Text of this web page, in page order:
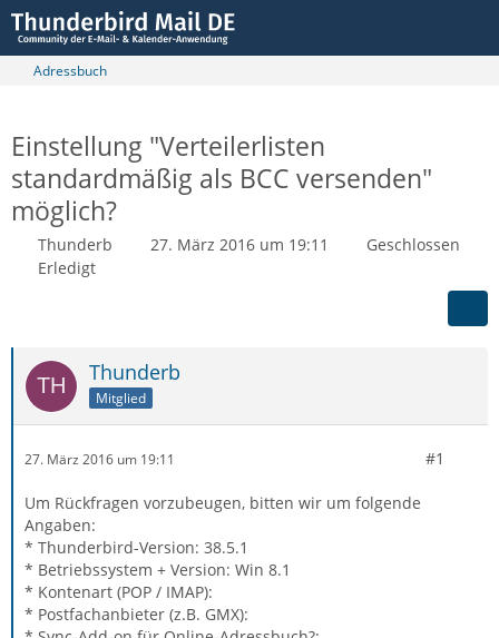
Adressbuch
Einstellung "Verteilerlisten
standardmäßig als BCC versenden"
möglich?
Thunderb 27. März 2016 um 19:11
Geschlossen
Erledigt
Thunderb
Mitglied
27. März 2016 um 19:11 #1
Um Rückfragen vorzubeugen, bitten wir um folgende
Angaben:
* Thunderbird-Version: 38.5.1
* Betriebssystem + Version: Win 8.1
* Kontenart (POP / IMAP):
* Postfachanbieter (z.B. GMX):